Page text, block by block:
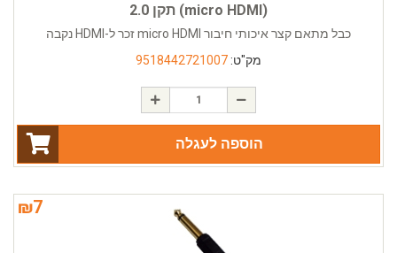
(micro HDMI) תקן 2.0
כבל מתאם קצר איכותי חיבור micro HDMI זכר ל-HDMI נקבה
מק"ט: 9518442721007
הוספה לעגלה
₪7